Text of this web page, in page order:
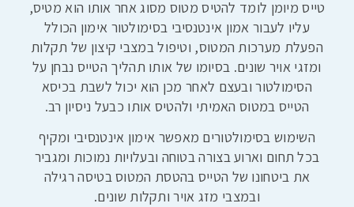
טייס מיומן לומד להטיס מטוס מסוג אחר אותו הוא מטיס,
עליו לעבור אמון אינטנסיבי בסימולטור אימון הכולל
הפעלת מערכות המטוס, וטיפול במצבי קיצון של תקלות
ומזגי אויר שונים. בסיומו של אותו תהליך הטייס נבחן על
הסימולטור ובעצם לאחר מכן הוא יכול לשבת בכיסא
הטייס במטוס האמיתי ולהטיס אותו כבעל ניסיון רב.
השימוש בסימולטורים מאפשר אימון אינטנסיבי ומקיף
בכל תחום וארוע בצורה בטוחה ובעלויות נמוכות ומגביר
את ביטחונו של הטייס בהטסת המטוס בטיסה רגילה
ובמצבי מזג אויר ותקלות שונים.